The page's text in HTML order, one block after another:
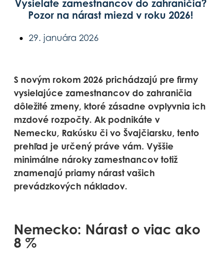
Vysielate zamestnancov do zahraničia?
Pozor na nárast miezd v roku 2026!
29. januára 2026
S novým rokom 2026 prichádzajú pre firmy
vysielajúce zamestnancov do zahraničia
dôležité zmeny, ktoré zásadne ovplyvnia ich
mzdové rozpočty. Ak podnikáte v
Nemecku, Rakúsku či vo Švajčiarsku, tento
prehľad je určený práve vám. Vyššie
minimálne nároky zamestnancov totiž
znamenajú priamy nárast vašich
prevádzkových nákladov.
Nemecko: Nárast o viac ako
8 %